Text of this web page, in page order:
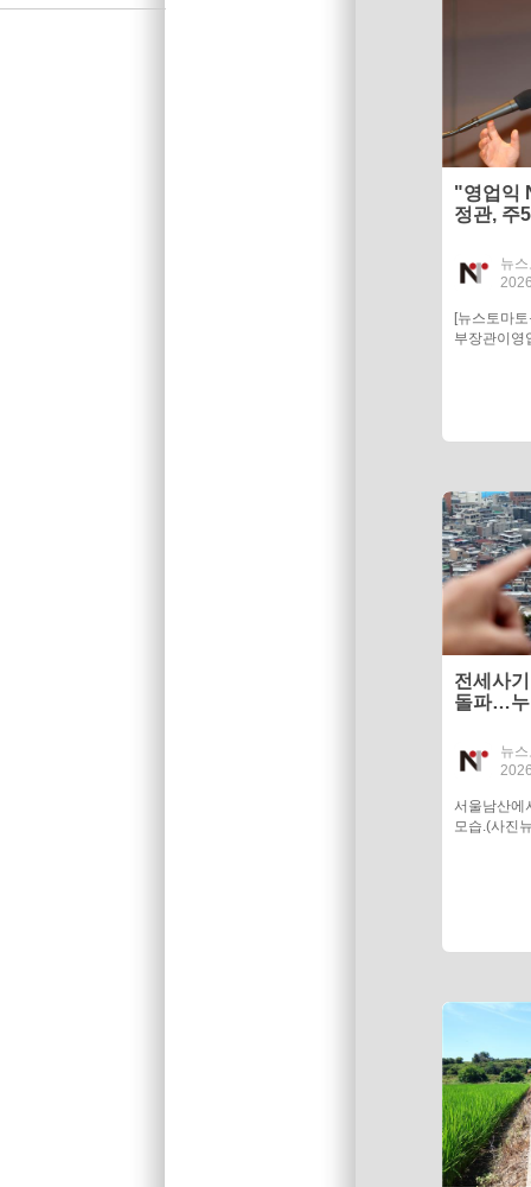
"영업익
정관, 주
뉴
[뉴스토마
부장관이영
전세사
돌파…누
뉴
서울남산에
모습.(사진